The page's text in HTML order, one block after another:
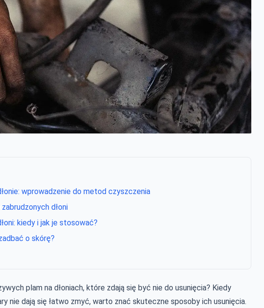
wprowadzenie do metod czyszczenia
dłoni
kiedy i jak je stosować?
o skórę?
plam na dłoniach, które zdają się być nie do usunięcia? Kiedy
nie dają się łatwo zmyć, warto znać skuteczne sposoby ich usunięcia.